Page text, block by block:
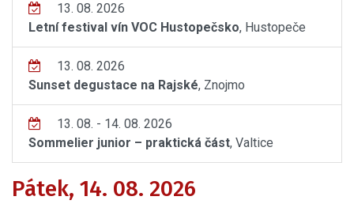
13. 08. 2026
Letní festival vín VOC Hustopečsko, Hustopeče
13. 08. 2026
Sunset degustace na Rajské, Znojmo
13. 08. - 14. 08. 2026
Sommelier junior – praktická část, Valtice
Pátek, 14. 08. 2026